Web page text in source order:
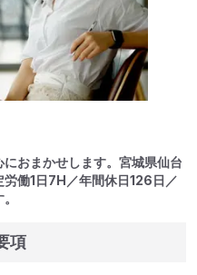
おまかせします。宮城県仙台
働1日7H／年間休日126日／
項